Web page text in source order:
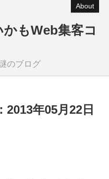
About
もWeb集客コ
のブログ
2013年05月22日